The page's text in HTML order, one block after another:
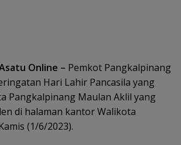
Online – Pemkot Pangkalpinang
Hari Lahir Pancasila yang
Pangkalpinang Maulan Aklil yang
di halaman kantor Walikota
(1/6/2023).